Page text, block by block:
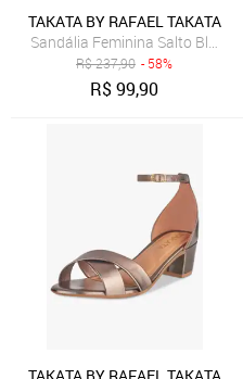
TAKATA BY RAFAEL TAKATA
Sandália Feminina Salto Bloco
R$237,90 - 58%
R$99,90